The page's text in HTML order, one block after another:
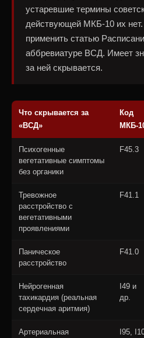
устаревшие термины
действующей МКБ-10 их
применить статью
аббревиатуре ВСД. Имеет
за ней скрывается.
Что скрывается за
«ВСД»
Код
МКБ-
Психогенные
вегетативные симптомы
без органики
F45.3
Тревожное
расстройство с
вегетативными
проявлениями
F41.1
Паническое
расстройство
F41.0
Нейрогенная
тахикардия (реальная
сердечная аритмия)
I49 и
др.
Артериальная
I95,